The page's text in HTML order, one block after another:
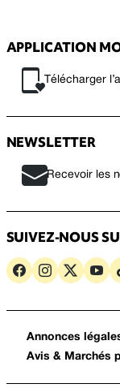
APPLICATION
Télécharger
NEWSLETTER
Recevoir les
SUIVEZ-NOUS
Annonces
Avis & Marchés